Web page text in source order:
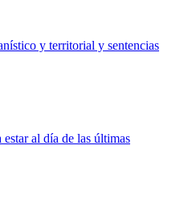
y territorial y sentencias
al día de las últimas